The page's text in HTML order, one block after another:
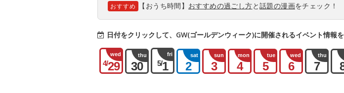
おすすめ 【おうち時間】 おすすめの過ごし方と話題の漫画をチェック！
日付をクリックして、GW(ゴールデンウィーク)に開催されるイベント情報
wed
4/29
thu
30
fri
5/1
sat
2
sun
3
mon
4
tue
5
wed
6
thu
7